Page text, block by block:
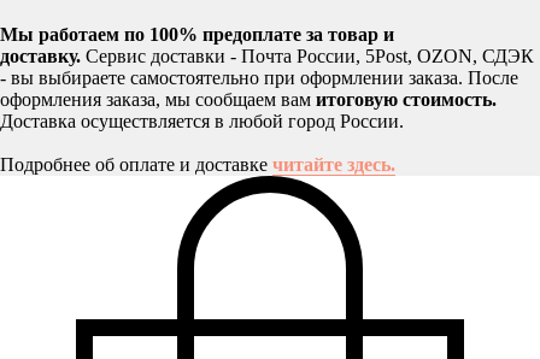
Мы работаем по 100% предоплате за товар и
доставку. Сервис доставки - Почта России, 5Post, OZON, СДЭК
- вы выбираете самостоятельно при оформлении заказа. После
оформления заказа, мы сообщаем вам итоговую стоимость.
Доставка осуществляется в любой город России.
Подробнее об оплате и доставке читайте здесь.